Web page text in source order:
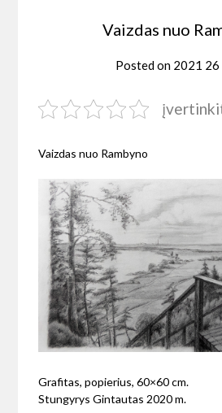
Vaizdas nuo
Posted on 2021 26
Vaizdas nuo Rambyno
Grafitas, popierius, 60×60 cm.
Stungyrys Gintautas 2020 m.